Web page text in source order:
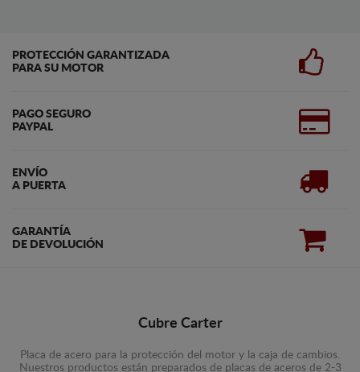
PROTECCIÓN GARANTIZADA
PARA SU MOTOR
PAGO SEGURO
PAYPAL
ENVÍO
A PUERTA
GARANTÍA
DE DEVOLUCIÓN
Cubre Carter
Placa de acero para la protección del motor y la caja de cambios.
Nuestros productos están preparados de placas de aceros de 2-3